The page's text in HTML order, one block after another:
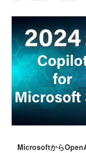
Microsoftから